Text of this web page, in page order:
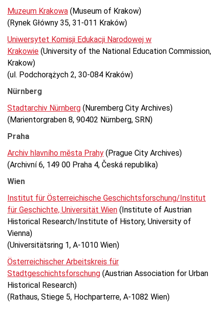
Muzeum Krakowa (Museum of Krakow)
(Rynek Główny 35, 31-011 Kraków)
Uniwersytet Komisji Edukacji Narodowej w
Krakowie (University of the National Education Commission,
Krakow)
(ul. Podchorążych 2, 30-084 Kraków)
Nürnberg
Stadtarchiv Nürnberg (Nuremberg City Archives)
(Marientorgraben 8, 90402 Nürnberg, SRN)
Praha
Archiv hlavního města Prahy (Prague City Archives)
(Archivní 6, 149 00 Praha 4, Česká republika)
Wien
Institut für Österreichische Geschichtsforschung/Institut
für Geschichte, Universität Wien (Institute of Austrian
Historical Research/Institute of History, University of
Vienna)
(Universitätsring 1, A-1010 Wien)
Österreichischer Arbeitskreis für
Stadtgeschichtsforschung (Austrian Association for Urban
Historical Research)
(Rathaus, Stiege 5, Hochparterre, A-1082 Wien)